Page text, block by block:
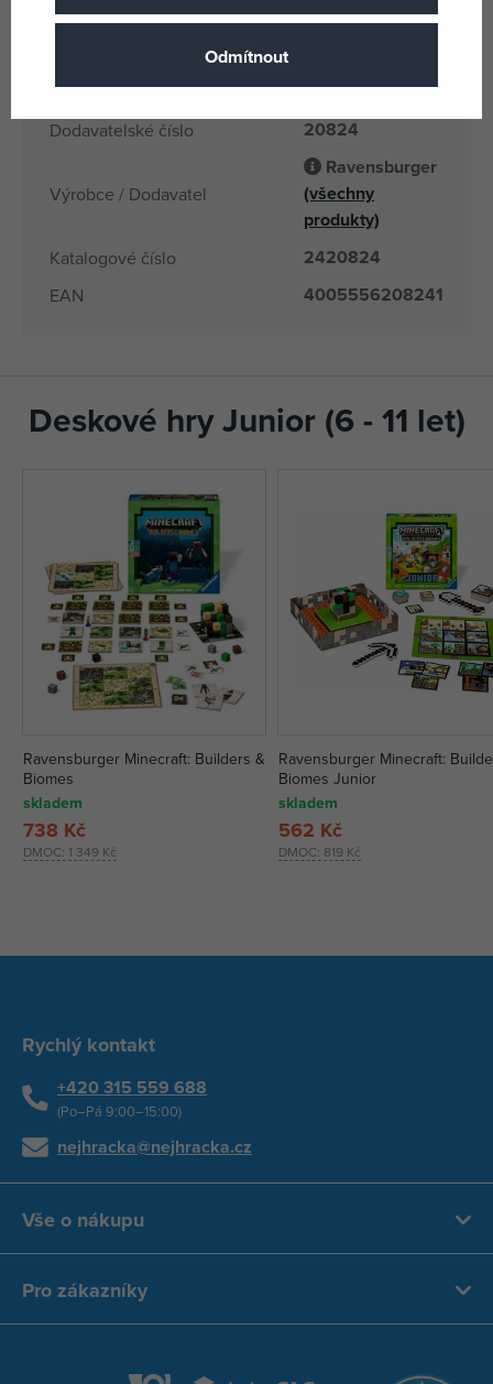
Věk od 4 let
EANs 4005556208241
Dodavatelské číslo 20824
Výrobce / Dodavatel
Ravensburger
(všechny
produkty)
Katalogové číslo 2420824
EAN 4005556208241
Deskové hry Junior (6 - 11 let)
Ravensburger Minecraft: Builders &
Biomes
skladem
DMOC: 1 349 Kč
738 Kč
Ravensburger Minecraft:
Biomes Junior
skladem
DMOC: 819 Kč
562 Kč
Rychlý kontakt
+420 315 559 688
(Po–Pá 9:00–15:00)
nejhracka@nejhracka.cz
Vše o nákupu
Pro zákazníky
Odmítnout